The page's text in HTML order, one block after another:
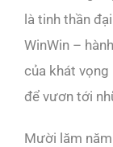
là tinh thần
WinWin –
của khát
để vươn tới
Mười lăm